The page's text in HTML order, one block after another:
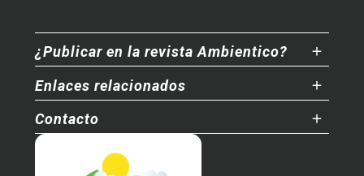
¿Publicar en la revista Ambientico?
Enlaces relacionados
Contacto